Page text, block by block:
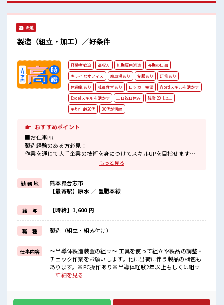
必見！ 髪型自由な職場！ 一息つける休憩スペースもありま
す！ ロッカーあり！ 安心してお仕事に集中♪
派遣
製造（組立・加工）／好条件
経験者歓迎 高収入 無期雇用派遣
長期の仕事
キレイなオフィス
駐車場あり 制服あり
研修あり
休憩室あり
社員食堂あり ロッカー完備
Wordスキルを活かす
Excelスキルを活かす
土日祝日休み
残業 20H以上
平均年齢20代
30代が活躍
おすすめポイント
■お仕事PR
製造経験のある方必見！
作業を通じて大手企業の技術を身につけてスキルUPを目指せます☆
日勤なのに時給はエリアトップクラス「1600円」！
お休みは「土日祝」♪
さらに大型連休もあるのでプライベートだって充実！
就業先ではチケット制の社員食堂が利用できます♪
通勤はマイカーOK◎無料駐車場完備！
【無期雇用派遣】
◎当社と期間制限のない雇用契約を結んだ上で、
派遣先で働けます◎
■最短即日入社決定！
条件があえば応募のその日に入社決定もできる！
■職場の雰囲気
キレイな職場でカイテキ作業♪
もっと見る
勤 務 地
熊本県合志市
【最寄駅】原水 ／ 豊肥本線
給 与 【時給】1,600 円
職 種 製造（組立・組み付け）
仕事内容
～半導体製造装置の組立～ 工具を使って組立や製品の調整・
チェック作業をお願いします。他に出荷に伴う製品の梱包も
あります。※PC操作あり※半導体経験2年以上もしくは組立経
験1年以上ある方 ■お仕事PR 製造経験のある方必見！ 作業を
プクラス「1600円」！ お休みは「土日祝」♪ さらに大型連休
…詳細を見る